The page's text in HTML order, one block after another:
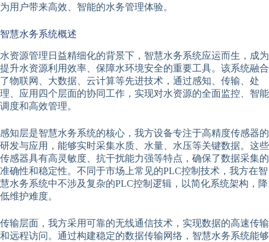
为用户带来高效、智能的水务管理体验。
智慧水务系统概述
水资源管理日益精细化的背景下，智慧水务系统应运而生，成为
提升水资源利用效率、保障水环境安全的重要工具。该系统融合
了物联网、大数据、云计算等先进技术，通过感知、传输、处
理、应用四个层面的协同工作，实现对水资源的全面监控、智能
调度和高效管理。
感知层是智慧水务系统的核心，我方设备专注于高精度传感器的
研发与应用，能够实时采集水质、水量、水压等关键数据。这些
传感器具有高灵敏度、抗干扰能力强等特点，确保了数据采集的
准确性和稳定性。不同于市场上常见的PLC控制技术，我方在智
慧水务系统中不涉及复杂的PLC控制逻辑，以简化系统架构，降
低维护难度。
传输层面，我方采用可靠的无线通信技术，实现数据的高速传输
和远程访问。通过构建稳定的数据传输网络，智慧水务系统能够